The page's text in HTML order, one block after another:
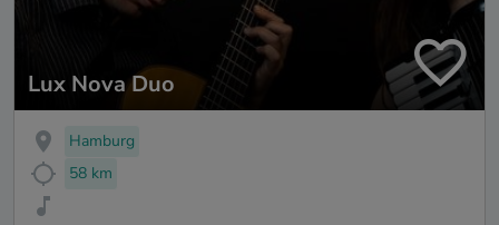
Lux Nova Duo
Hamburg
58 km